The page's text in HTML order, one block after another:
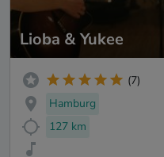
Lioba & Yukee
(7)
Hamburg
127 km